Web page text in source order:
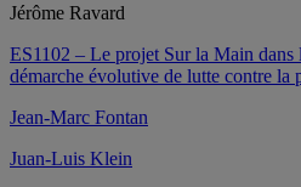
Jérôme Ravard
ES1102 – Le projet Sur la Main
démarche évolutive de lutte contre la
Jean-Marc Fontan
Juan-Luis Klein